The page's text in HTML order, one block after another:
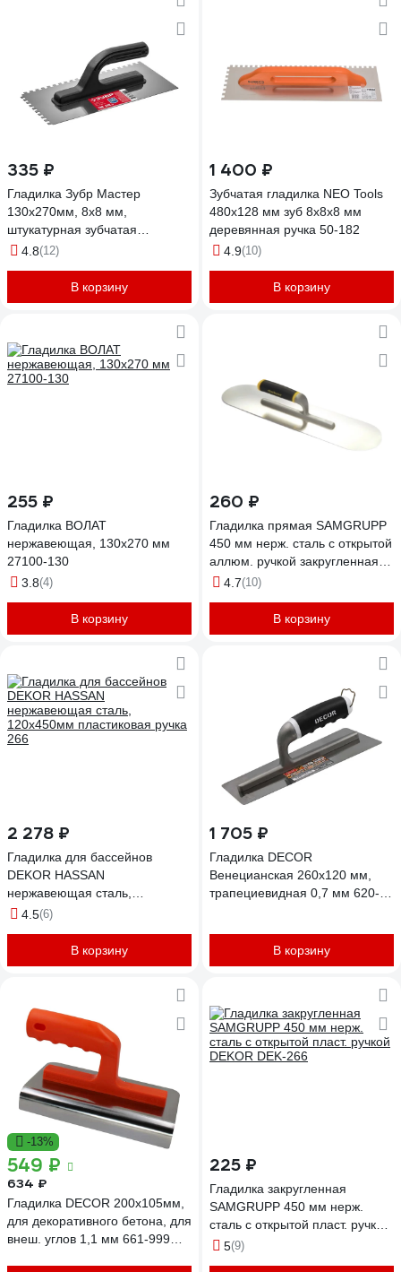
335 ₽
Гладилка Зубр Мастер
130x270мм, 8x8 мм,
штукатурная зубчатая
нержавеющая с пластиковой
4.8(12)
В корзину
1 400 ₽
Зубчатая гладилка NEO Tools
480х128 мм зуб 8х8х8 мм
деревянная ручка 50-182
4.9(10)
В корзину
255 ₽
Гладилка ВОЛАТ
нержавеющая, 130x270 мм
27100-130
3.8(4)
В корзину
260 ₽
Гладилка прямая SAMGRUPP
450 мм нерж. сталь с открытой
аллюм. ручкой закругленная
для бассейнов DEKOR DEK-
4.7(10)
В корзину
2 278 ₽
Гладилка для бассейнов
DEKOR HASSAN
нержавеющая сталь,
120х450мм пластиковая ручка
4.5(6)
В корзину
1 705 ₽
Гладилка DECOR
Венецианская 260х120 мм,
трапециевидная 0,7 мм 620-
В корзину
-13%
549 ₽
634 ₽
Гладилка DECOR 200х105мм,
для декоративного бетона, для
внеш. углов 1,1 мм 661-999
225 ₽
Гладилка закругленная
SAMGRUPP 450 мм нерж.
сталь с открытой пласт. ручкой
DEKOR DEK-266
5(9)